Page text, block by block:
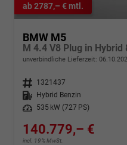
ab 2787,– € mtl.
BMW M5
M 4.4 V8 Plug in
unverbindliche Lieferzeit:
Fahrzeugnr. 1321437
Kraftstoff
Hybrid Benzin
Leistung
535 kW (727 PS)
140.779,– €
incl. 19% MwSt.